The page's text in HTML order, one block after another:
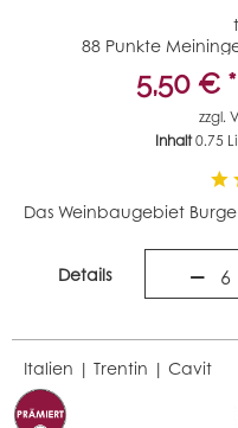
88 Punkte
5,50 € *
zzgl.
Inhalt0.75
Details 6
Italien | Trentin |Cavit